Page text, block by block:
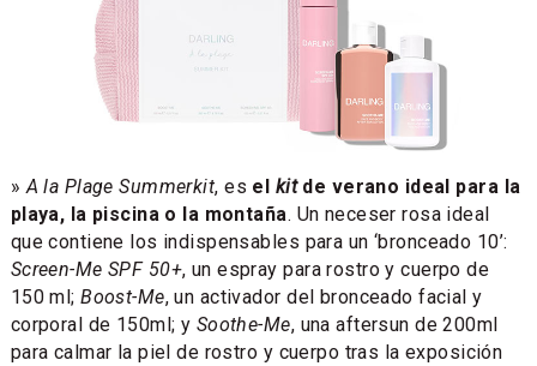
» A la Plage Summerkit, es el kit de verano ideal para la
playa, la piscina o la montaña. Un neceser rosa ideal
que contiene los indispensables para un ‘bronceado 10’:
Screen-Me SPF 50+, un espray para rostro y cuerpo de
150 ml;Boost-Me, un activador del bronceado facial y
corporal de 150ml; y Soothe-Me, una aftersun de 200ml
para calmar la piel de rostro y cuerpo tras la exposición